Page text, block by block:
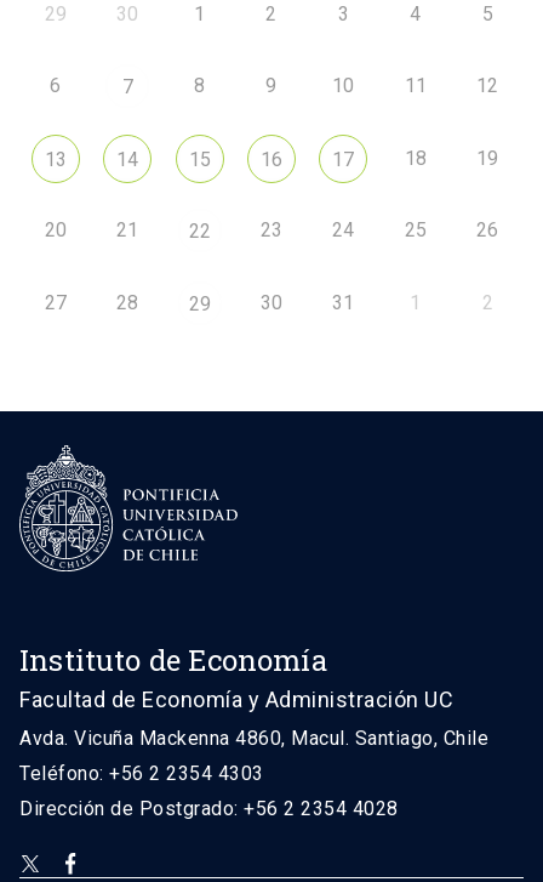
29 30 1 2 3 4 5
6 7 8 9 10 11 12
13 14 15 16 17 18 19
20 21 22 23 24 25 26
27 28 29 30 31 1 2
Instituto de Economía
Facultad de Economía y Administración UC
Avda. Vicuña Mackenna 4860, Macul. Santiago, Chile
Teléfono: +56 2 2354 4303
Dirección de Postgrado: +56 2 2354 4028